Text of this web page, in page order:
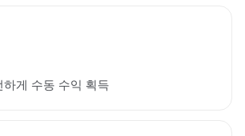
게 수동 수익 획득